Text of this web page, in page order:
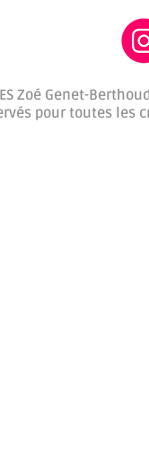
Zoé Genet-Berthoud
pour toutes les